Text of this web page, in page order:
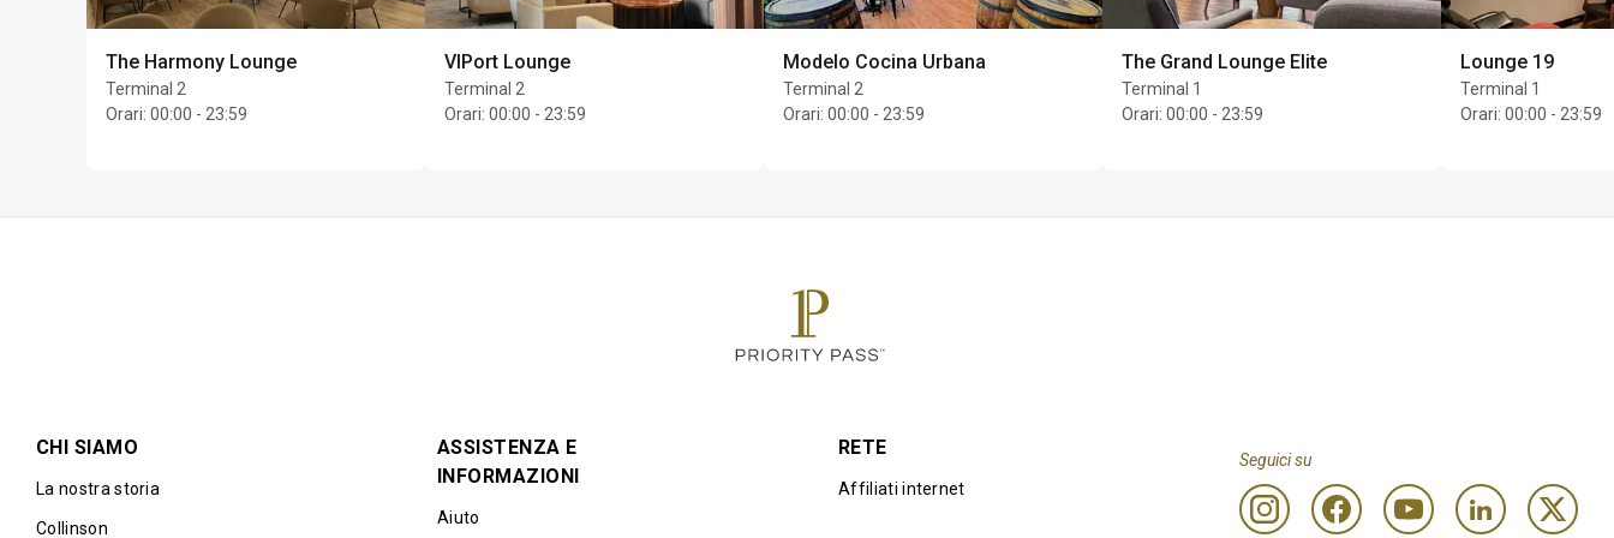
The Harmony Lounge
Terminal 2
Orari: 00:00 - 23:59
VIPort Lounge
Terminal 2
Orari: 00:00 - 23:59
Modelo Cocina Urbana
Terminal 2
Orari: 00:00 - 23:59
The Grand Lounge Elite
Terminal 1
Orari: 00:00 - 23:59
Lounge 19
Terminal 1
Orari: 00:00 - 23:59
CHI SIAMO
La nostra storia
Collinson
ASSISTENZA E
INFORMAZIONI
Aiuto
RETE
Affiliati internet
Seguici su